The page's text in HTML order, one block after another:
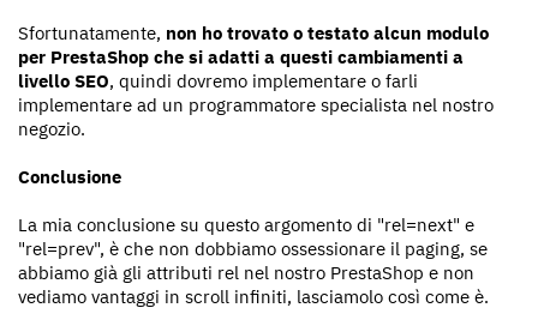
Sfortunatamente, non ho trovato o testato alcun modulo
per PrestaShop che si adatti a questi cambiamenti a
livello SEO, quindi dovremo implementare o farli
implementare ad un programmatore specialista nel nostro
negozio.
Conclusione
La mia conclusione su questo argomento di "rel=next" e
"rel=prev", è che non dobbiamo ossessionare il paging, se
abbiamo già gli attributi rel nel nostro PrestaShop e non
vediamo vantaggi in scroll infiniti, lasciamolo così come è.